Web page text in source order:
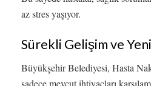
az stres yaşıyor.
Sürekli Gelişim ve
Büyükşehir Belediyesi, Hasta
sadece mevcut ihtiyaçları